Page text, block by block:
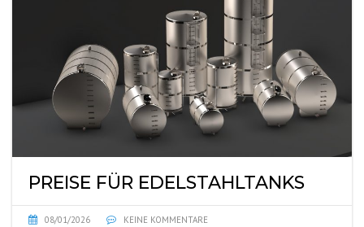
PREISE FÜR EDELSTAHLTANKS
08/01/2026 KEINE KOMMENTARE